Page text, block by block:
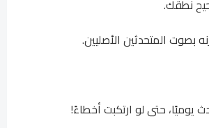
المتحدثين الأصليين.
يوميًا، حتى لو ارتكبت أخطاءً!